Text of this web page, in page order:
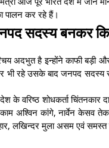
पालन कर रहे हैं।
सदस्य बनकर
अदभुत है इन्होंने काफी
रहे उसके बाद जनपद सदस्य
के वरिष्ठ शोधकर्ता
अश्विन कांगे, नार्वेन केसव
लखिन्दर मुला असम एवं समस्त